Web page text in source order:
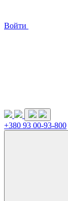
Войти
+380 93 00-93-800